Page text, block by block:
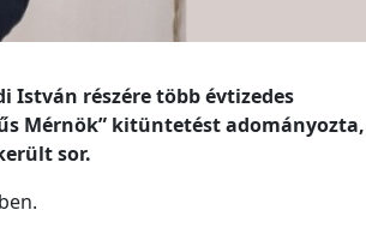
István részére több évtizedes
Mérnök” kitüntetést adományozta,
sor.